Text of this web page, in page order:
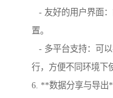
- 友好的用户界面
置。
- 多平台支持：可
行，方便不同环境下
6. **数据分享与导出